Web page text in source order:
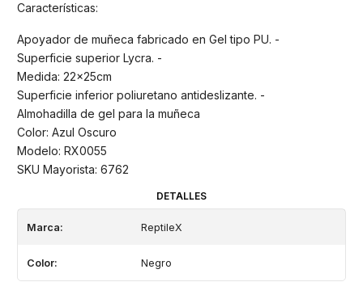
Características:
Apoyador de muñeca fabricado en Gel tipo PU. -
Superficie superior Lycra. -
Medida: 22x25cm
Superficie inferior poliuretano antideslizante. -
Almohadilla de gel para la muñeca
Color: Azul Oscuro
Modelo: RX0055
SKU Mayorista: 6762
DETALLES
Marca: ReptileX
Color: Negro